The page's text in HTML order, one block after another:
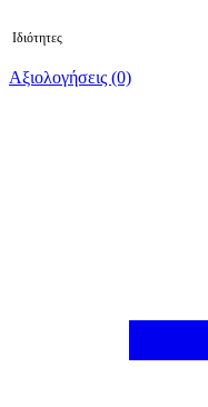
Ιδιότητες
Αξιολογήσεις (0)